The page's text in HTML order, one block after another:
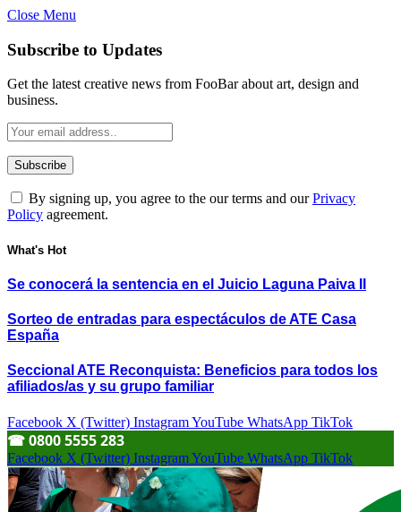
Close Menu
Subscribe to Updates
Get the latest creative news from FooBar about art, design and
business.
By signing up, you agree to the our terms and ourPrivacy
Policy agreement.
What's Hot
Se conocerá la sentencia en el Juicio Laguna Paiva II
Sorteo de entradas para espectáculos de ATE Casa
España
Seccional ATE Reconquista: Beneficios para todos los
afiliados/as y su grupo familiar
Facebook X (Twitter) InstagramYouTube WhatsApp TikTok
☎︎ 0800 5555 283
Facebook X (Twitter) InstagramYouTube WhatsApp TikTok